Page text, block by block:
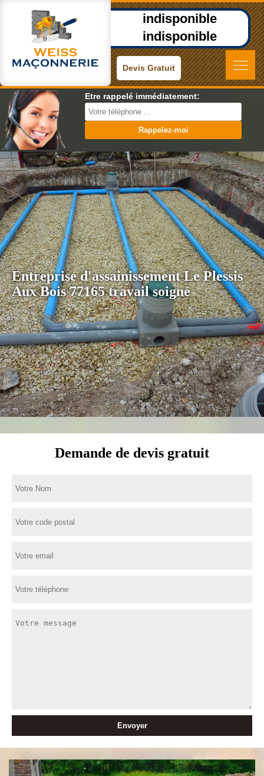
indisponible
indisponible
Devis Gratuit
Etre rappelé immédiatement:
Entreprise d'assainissement Le Plessis
Aux Bois 77165 travail soigné
Demande de devis gratuit